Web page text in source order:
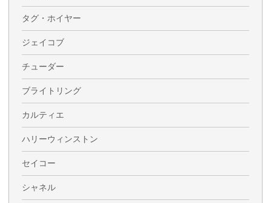
タグ・ホイヤー
ジェイコブ
チューダー
ブライトリング
カルティエ
ハリーウィンストン
セイコー
シャネル